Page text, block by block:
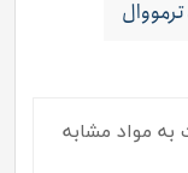
ترمووال
به مواد مشابه